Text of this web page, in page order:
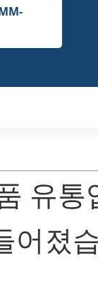
유
어졌